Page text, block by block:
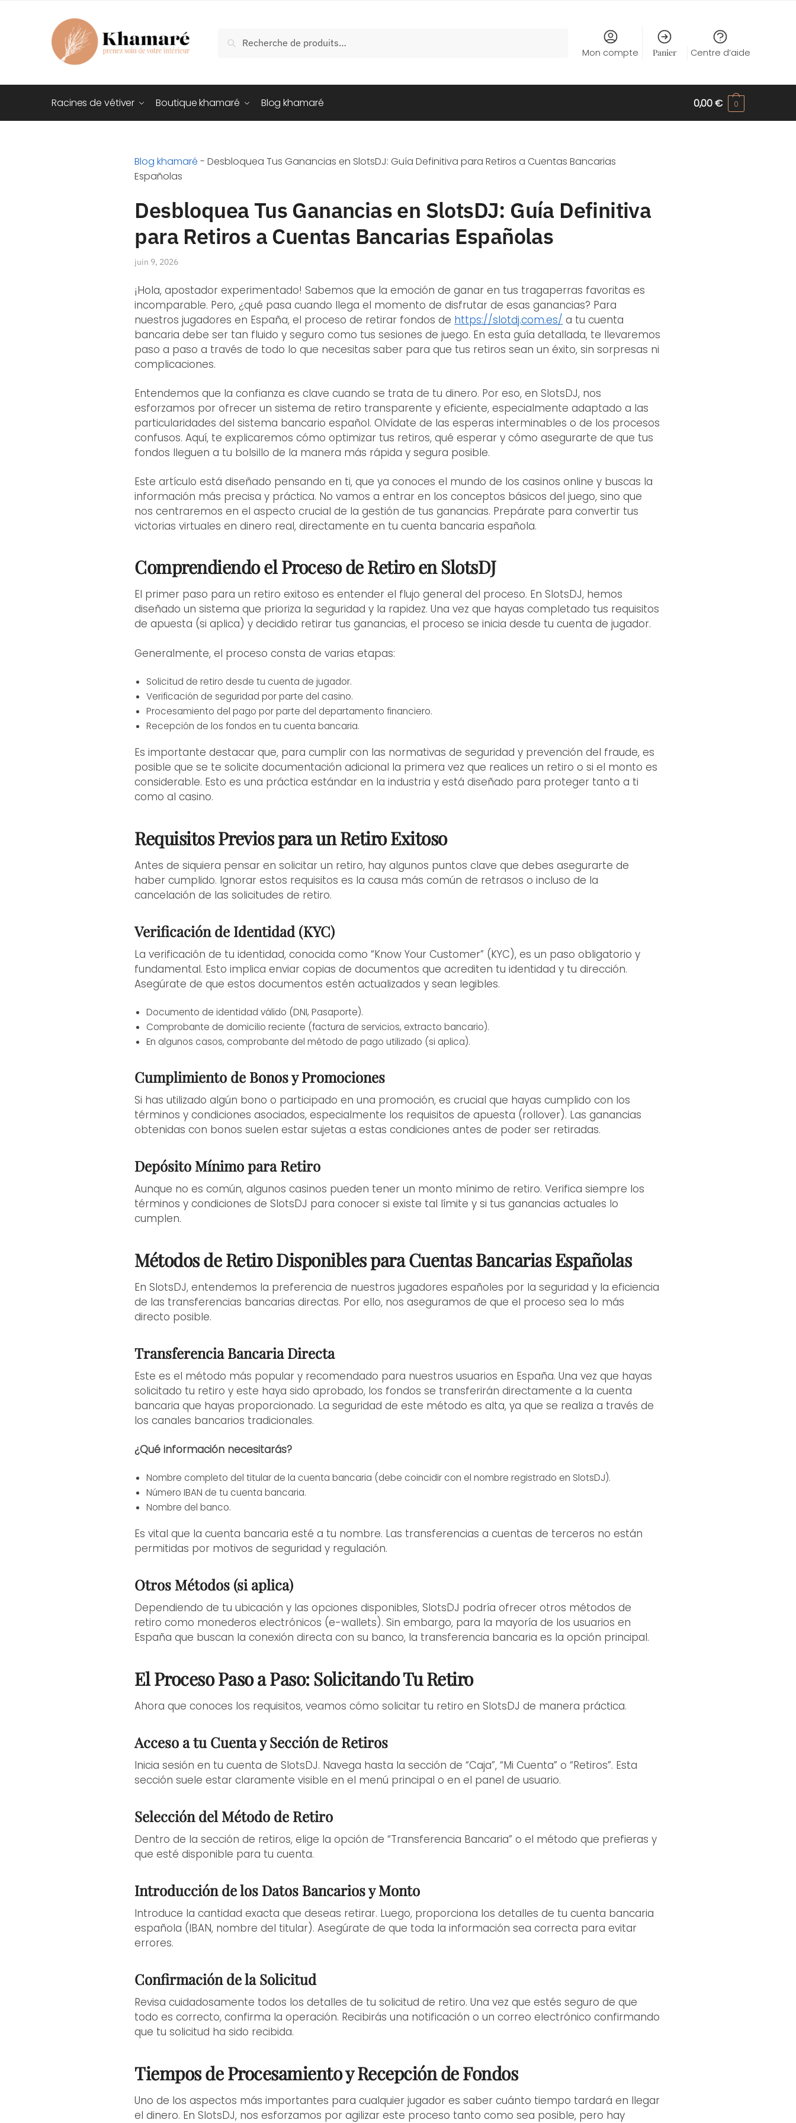
Recherche
Mon compte
Panier Centre d’aide
Racines de vétiver Boutique khamaré Blog khamaré 0,00€ 0
Blog khamaré -Desbloquea Tus Ganancias en SlotsDJ: Guía Definitiva para Retiros a Cuentas Bancarias
Españolas
Desbloquea Tus Ganancias en SlotsDJ: Guía Definitiva
para Retiros a Cuentas Bancarias Españolas
juin 9, 2026
¡Hola, apostador experimentado! Sabemos que la emoción de ganar en tus tragaperras favoritas es
incomparable. Pero, ¿qué pasa cuando llega el momento de disfrutar de esas ganancias? Para
nuestros jugadores en España, el proceso de retirar fondos de https://slotdj.com.es/ a tu cuenta
bancaria debe ser tan fluido y seguro como tus sesiones de juego. En esta guía detallada, te llevaremos
paso a paso a través de todo lo que necesitas saber para que tus retiros sean un éxito, sin sorpresas ni
complicaciones.
Entendemos que la confianza es clave cuando se trata de tu dinero. Por eso, en SlotsDJ, nos
esforzamos por ofrecer un sistema de retiro transparente y eficiente, especialmente adaptado a las
particularidades del sistema bancario español. Olvídate de las esperas interminables o de los procesos
confusos. Aquí, te explicaremos cómo optimizar tus retiros, qué esperar y cómo asegurarte de que tus
fondos lleguen a tu bolsillo de la manera más rápida y segura posible.
Este artículo está diseñado pensando en ti, que ya conoces el mundo de los casinos online y buscas la
información más precisa y práctica. No vamos a entrar en los conceptos básicos del juego, sino que
nos centraremos en el aspecto crucial de la gestión de tus ganancias. Prepárate para convertir tus
victorias virtuales en dinero real, directamente en tu cuenta bancaria española.
Comprendiendo el Proceso de Retiro en SlotsDJ
El primer paso para un retiro exitoso es entender el flujo general del proceso. En SlotsDJ, hemos
diseñado un sistema que prioriza la seguridad y la rapidez. Una vez que hayas completado tus requisitos
de apuesta (si aplica) y decidido retirar tus ganancias, el proceso se inicia desde tu cuenta de jugador.
Generalmente, el proceso consta de varias etapas:
Solicitud de retiro desde tu cuenta de jugador.
Verificación de seguridad por parte del casino.
Procesamiento del pago por parte del departamento financiero.
Recepción de los fondos en tu cuenta bancaria.
Es importante destacar que, para cumplir con las normativas de seguridad y prevención del fraude, es
posible que se te solicite documentación adicional la primera vez que realices un retiro o si el monto es
considerable. Esto es una práctica estándar en la industria y está diseñado para proteger tanto a ti
como al casino.
Requisitos Previos para un Retiro Exitoso
Antes de siquiera pensar en solicitar un retiro, hay algunos puntos clave que debes asegurarte de
haber cumplido. Ignorar estos requisitos es la causa más común de retrasos o incluso de la
cancelación de las solicitudes de retiro.
Verificación de Identidad (KYC)
La verificación de tu identidad, conocida como “Know Your Customer” (KYC), es un paso obligatorio y
fundamental. Esto implica enviar copias de documentos que acrediten tu identidad y tu dirección.
Asegúrate de que estos documentos estén actualizados y sean legibles.
Documento de identidad válido (DNI, Pasaporte).
Comprobante de domicilio reciente (factura de servicios, extracto bancario).
En algunos casos, comprobante del método de pago utilizado (si aplica).
Cumplimiento de Bonos y Promociones
Si has utilizado algún bono o participado en una promoción, es crucial que hayas cumplido con los
términos y condiciones asociados, especialmente los requisitos de apuesta (rollover). Las ganancias
obtenidas con bonos suelen estar sujetas a estas condiciones antes de poder ser retiradas.
Depósito Mínimo para Retiro
Aunque no es común, algunos casinos pueden tener un monto mínimo de retiro. Verifica siempre los
términos y condiciones de SlotsDJ para conocer si existe tal límite y si tus ganancias actuales lo
cumplen.
Métodos de Retiro Disponibles para Cuentas Bancarias Españolas
En SlotsDJ, entendemos la preferencia de nuestros jugadores españoles por la seguridad y la eficiencia
de las transferencias bancarias directas. Por ello, nos aseguramos de que el proceso sea lo más
directo posible.
Transferencia Bancaria Directa
Este es el método más popular y recomendado para nuestros usuarios en España. Una vez que hayas
solicitado tu retiro y este haya sido aprobado, los fondos se transferirán directamente a la cuenta
bancaria que hayas proporcionado. La seguridad de este método es alta, ya que se realiza a través de
los canales bancarios tradicionales.
¿Qué información necesitarás?
Nombre completo del titular de la cuenta bancaria (debe coincidir con el nombre registrado en SlotsDJ).
Número IBAN de tu cuenta bancaria.
Nombre del banco.
Es vital que la cuenta bancaria esté a tu nombre. Las transferencias a cuentas de terceros no están
permitidas por motivos de seguridad y regulación.
Otros Métodos (si aplica)
Dependiendo de tu ubicación y las opciones disponibles, SlotsDJ podría ofrecer otros métodos de
retiro como monederos electrónicos (e-wallets). Sin embargo, para la mayoría de los usuarios en
España que buscan la conexión directa con su banco, la transferencia bancaria es la opción principal.
El Proceso Paso a Paso: Solicitando Tu Retiro
Ahora que conoces los requisitos, veamos cómo solicitar tu retiro en SlotsDJ de manera práctica.
Acceso a tu Cuenta y Sección de Retiros
Inicia sesión en tu cuenta de SlotsDJ. Navega hasta la sección de “Caja”, “Mi Cuenta” o “Retiros”. Esta
sección suele estar claramente visible en el menú principal o en el panel de usuario.
Selección del Método de Retiro
Dentro de la sección de retiros, elige la opción de “Transferencia Bancaria” o el método que prefieras y
que esté disponible para tu cuenta.
Introducción de los Datos Bancarios y Monto
Introduce la cantidad exacta que deseas retirar. Luego, proporciona los detalles de tu cuenta bancaria
española (IBAN, nombre del titular). Asegúrate de que toda la información sea correcta para evitar
errores.
Confirmación de la Solicitud
Revisa cuidadosamente todos los detalles de tu solicitud de retiro. Una vez que estés seguro de que
todo es correcto, confirma la operación. Recibirás una notificación o un correo electrónico confirmando
que tu solicitud ha sido recibida.
Tiempos de Procesamiento y Recepción de Fondos
Uno de los aspectos más importantes para cualquier jugador es saber cuánto tiempo tardará en llegar
el dinero. En SlotsDJ, nos esforzamos por agilizar este proceso tanto como sea posible, pero hay